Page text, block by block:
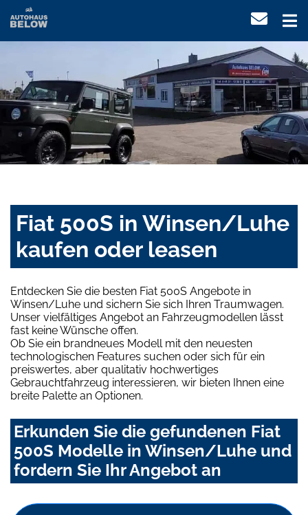
Fiat 500S in Winsen/Luhe
kaufen oder leasen
Entdecken Sie die besten Fiat 500S Angebote in
Winsen/Luhe und sichern Sie sich Ihren Traumwagen.
Unser vielfältiges Angebot an Fahrzeugmodellen lässt
fast keine Wünsche offen.
Ob Sie ein brandneues Modell mit den neuesten
technologischen Features suchen oder sich für ein
preiswertes, aber qualitativ hochwertiges
Gebrauchtfahrzeug interessieren, wir bieten Ihnen eine
breite Palette an Optionen.
Erkunden Sie die gefundenen Fiat
500S Modelle in Winsen/Luhe und
fordern Sie Ihr Angebot an